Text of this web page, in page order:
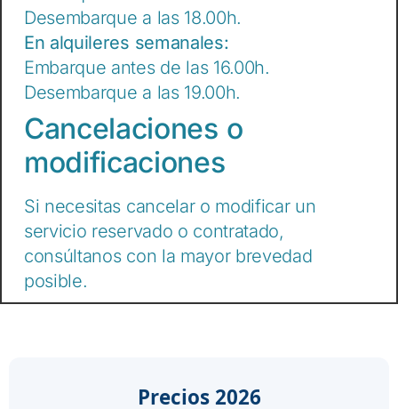
Desembarque a las 18.00h.
En alquileres semanales:
Embarque antes de las 16.00h.
Desembarque a las 19.00h.
Cancelaciones o
modificaciones
Si necesitas cancelar o modificar un
servicio reservado o contratado,
consúltanos con la mayor brevedad
posible.
Precios 2026